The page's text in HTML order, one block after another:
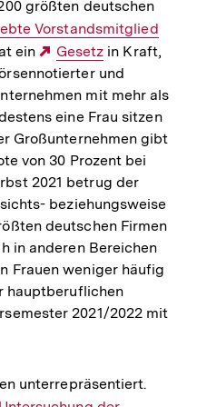
neuer
möglich ist.
fällt um fast ein
Männern. Die Kluft ist
groß: Sie lag 2022 im
dagegen nur bei 7
in
arbeiten, sind sie